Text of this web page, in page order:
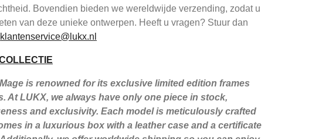
Bovendien bieden we wereldwijde verzending, zodat u
van deze unieke ontwerpen. Heeft u vragen? Stuur dan
klantenservice@lukx.nl
is renowned for its exclusive limited edition frames
At LUKX, we always have only one piece in stock,
and exclusivity. Each model is meticulously crafted
in a luxurious box with a leather case and a certificate